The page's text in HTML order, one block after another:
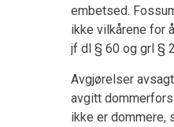
embetsed.
ikke vilkårene for
jf dl § 60 og grl §
Avgjørelser
avgitt
ikke er dommere,